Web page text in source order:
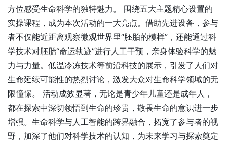
方位感受生命科学的独特魅力。 围绕五大主题精心设置的
实操课程，成为本次活动的一大亮点。借助先进设备，参与
者不仅能近距离观察微观世界里“胚胎的模样”，还能通过科
学技术对胚胎“命运轨迹”进行人工干预，亲身体验科学的魅
力与力量。低温冷冻技术等前沿科技的展示，引发了人们对
生命延续可能性的热烈讨论，激发大众对生命科学领域的无
限憧憬。 活动成效显著，无论是青少年儿童还是成年人，
都在探索中深切领悟到生命的珍贵，敬畏生命的意识进一步
增强。生命科学与人工智能的跨界融合，拓宽了参与者的视
野，加深了他们对科学技术的认知，为未来学习与探索奠定